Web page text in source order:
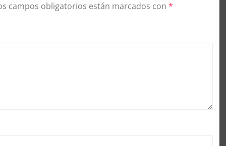
campos obligatorios están marcados con *